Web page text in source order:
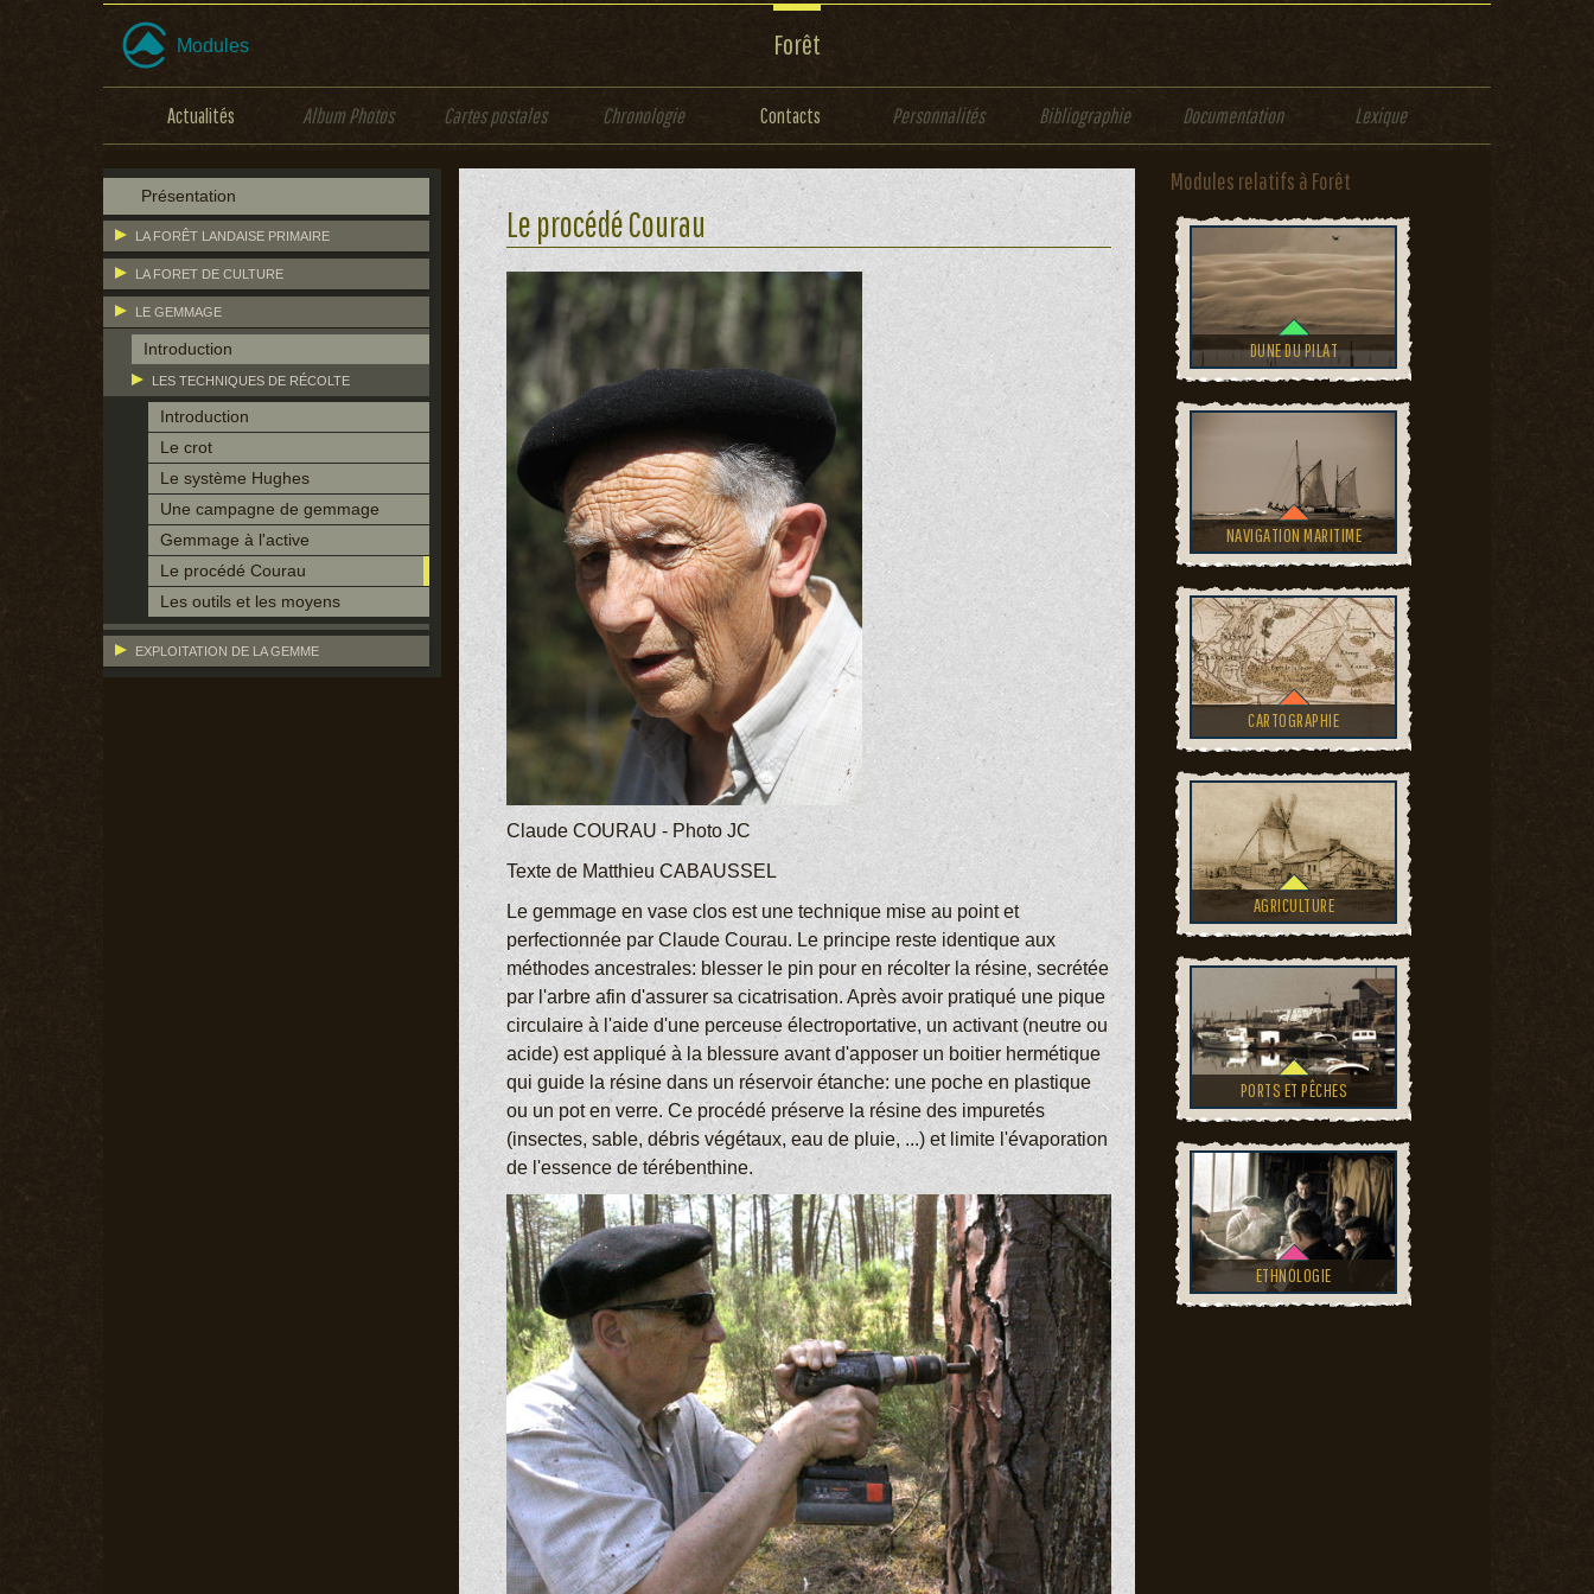
Modules Forêt
Actualités Album Photos Cartes postales Chronologie Contacts Personnalités Bibliographie Documentation Lexique
Présentation
LA FORÊT LANDAISE PRIMAIRE
LA FORET DE CULTURE
LE GEMMAGE
Introduction
LES TECHNIQUES DE RÉCOLTE
Introduction
Le crot
Le système Hughes
Une campagne de gemmage
Gemmage à l'active
Le procédé Courau
Les outils et les moyens
EXPLOITATION DE LA GEMME
Le procédé Courau
Claude COURAU - Photo JC
Texte de Matthieu CABAUSSEL
Le gemmage en vase clos est une technique mise au point et
perfectionnée par Claude Courau. Le principe reste identique aux
méthodes ancestrales: blesser le pin pour en récolter la résine, secrétée
par l'arbre afin d'assurer sa cicatrisation. Après avoir pratiqué une pique
circulaire à l'aide d'une perceuse électroportative, un activant (neutre ou
acide) est appliqué à la blessure avant d'apposer un boitier hermétique
qui guide la résine dans un réservoir étanche: une poche en plastique
ou un pot en verre. Ce procédé préserve la résine des impuretés
(insectes, sable, débris végétaux, eau de pluie, ...) et limite l'évaporation
de l'essence de térébenthine.
Modules relatifs à Forêt
DUNE DU PILAT
NAVIGATION MARITIME
CARTOGRAPHIE
AGRICULTURE
PORTS ET PÊCHES
ETHNOLOGIE